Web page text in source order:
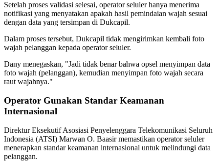
Setelah proses validasi selesai, operator seluler hanya menerima
notifikasi yang menyatakan apakah hasil pemindaian wajah sesuai
dengan data yang tersimpan di Dukcapil.
Dalam proses tersebut, Dukcapil tidak mengirimkan kembali foto
wajah pelanggan kepada operator seluler.
Dany menegaskan, "Jadi tidak benar bahwa opsel menyimpan data
foto wajah (pelanggan), kemudian menyimpan foto wajah secara
raut wajahnya."
Operator Gunakan Standar Keamanan
Internasional
Direktur Eksekutif Asosiasi Penyelenggara Telekomunikasi Seluruh
Indonesia (ATSI) Marwan O. Baasir memastikan operator seluler
menerapkan standar keamanan internasional untuk melindungi data
pelanggan.